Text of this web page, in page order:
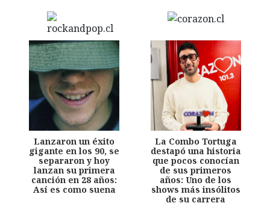
Lanzaron un éxito
gigante en los 90, se
separaron y hoy
lanzan su primera
canción en 28 años:
Así es como suena
La Combo Tortuga
destapó una historia
que pocos conocían
de sus primeros
años: Uno de los
shows más insólitos
de su carrera